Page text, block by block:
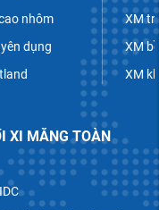
nhôm
dụng
XM
XM
XM
XI MĂNG TOÀN